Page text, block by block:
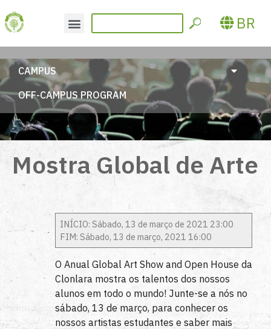
BR
CAMPUS
OFF-CAMPUS PROGRAM
Mostra Global de Arte
INÍCIO: Sábado, 13 de março de 2021 23:00
FIM: Sábado, 13 de março, 2021 16:00
O Anual Global Art Show and Open House da
Clonlara mostra os talentos dos nossos
alunos em todo o mundo! Junte-se a nós no
sábado, 13 de março, para conhecer os
nossos artistas estudantes e saber mais